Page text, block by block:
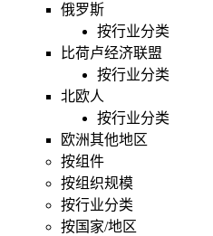
俄罗斯
按行业分类
比荷卢经济联盟
按行业分类
北欧人
按行业分类
欧洲其他地区
按组件
按组织规模
按行业分类
按国家/地区